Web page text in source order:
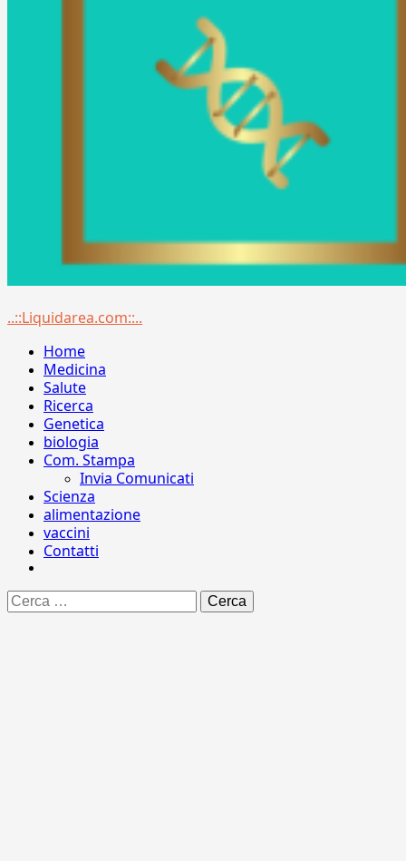
Menu
..::Liquidarea.com::..
Home
Medicina
Salute
Ricerca
Genetica
biologia
Com. Stampa
Invia Comunicati
Scienza
alimentazione
vaccini
Contatti
Ricerca
per: